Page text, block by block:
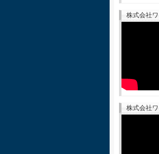
株式会社
株式会社